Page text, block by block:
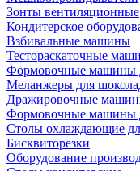
Зонты вентиляционные
Кондитерское
Взбивальные машины
Тестораскаточные
Формовочные машины
Меланжеры для
Дражировочные
Формовочные машины
Столы охлаждающие
Бисквиторезки
Оборудование